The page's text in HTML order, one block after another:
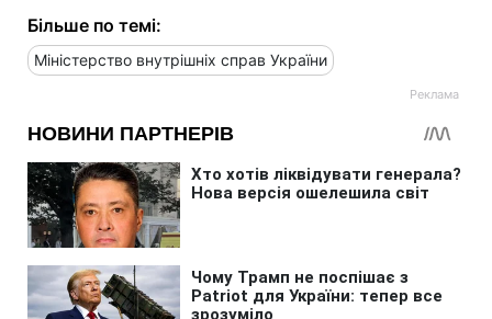
Більше по темі:
Міністерство внутрішніх справ України